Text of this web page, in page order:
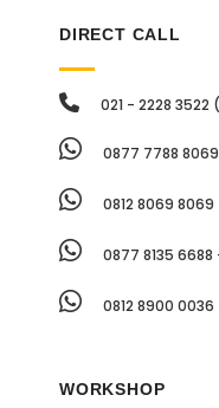
DIRECT CALL
021 - 2228 3522
0877 7788
0812 8069 8069
0877 8135
0812 8900
WORKSHOP